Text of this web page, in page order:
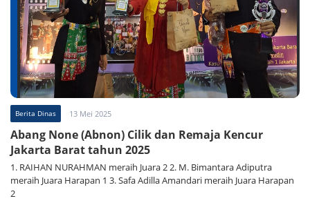
Berita Dinas 13 Mei 2025
Abang None (Abnon) Cilik dan Remaja Kencur
Jakarta Barat tahun 2025
1. RAIHAN NURAHMAN meraih Juara 2 2. M. Bimantara Adiputra
meraih Juara Harapan 1 3. Safa Adilla Amandari meraih Juara Harapan
2